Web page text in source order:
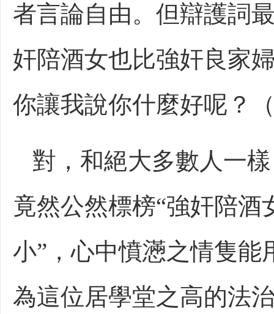
者言論自由。但辯護詞
奸陪酒女也比強奸良家
你讓我說你什麼好呢？
對，和絕大多數人一
竟然公然標榜“強奸陪
小”，心中憤懣之情隻
為這位居學堂之高的法